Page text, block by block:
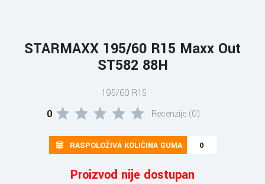
STARMAXX 195/60 R15 Maxx Out
ST582 88H
195/60 R15
0 Recenzije (0)
RASPOLOŽIVA KOLIČINA GUMA 0
Proizvod nije dostupan